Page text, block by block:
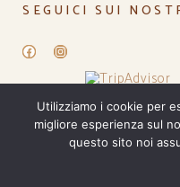
SEGUICI SUI
FacebookInstagram
Utilizziamo i cookie per
migliore esperienza sul
questo sito noi